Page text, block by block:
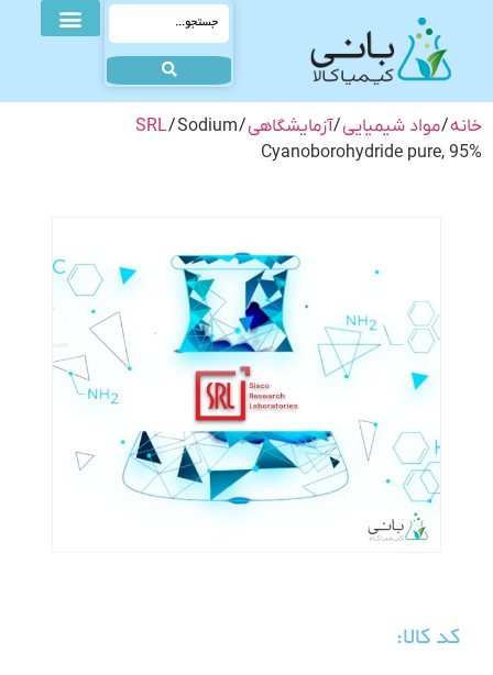
خانه/مواد شیمیایی/آزمایشگاهی/
SRL/ Sodium
Cyanoborohydride pure, 95%
کد کالا: